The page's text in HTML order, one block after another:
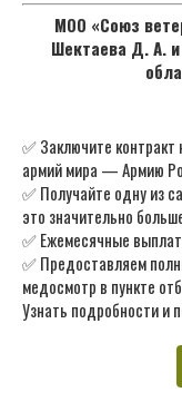
МОО «Союз
Шектаева Д. А.
✅ Заключите
армий мира — Армию
✅ Получайте одну из
это значительно
✅ Ежемесячные
✅ Предоставляем
медосмотр в пункте
Узнать подробности и